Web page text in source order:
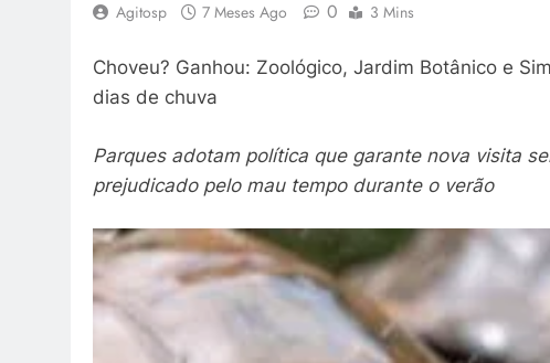
Agitosp 7 Meses Ago 0 3 Mins
Choveu? Ganhou: Zoológico, Jardim Botânico e
dias de chuva
Parques adotam política que garante nova visita
prejudicado pelo mau tempo durante o verão